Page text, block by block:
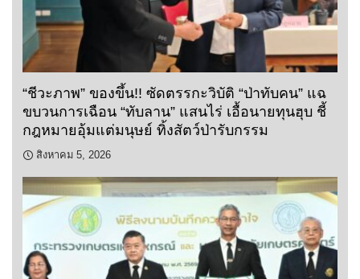
“ชีวะภาพ” ของขึ้น!! ซัดตรรกะวิบัติ “ป่าทับคน” แฉ
ขบวนการเฉือน “ทับลาน” แสนไร่ เอื้อนายทุนฮุบ ชี้
กฎหมายอุ้มแต่มนุษย์ ทิ้งสัตว์ป่ารับกรรม
สิงหาคม 5, 2026